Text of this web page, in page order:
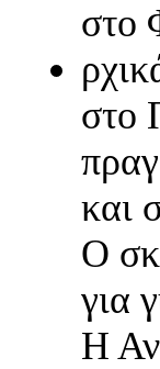
στο
στο
και
Ο
για
Η